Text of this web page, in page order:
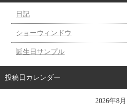
日記
ショーウィンドウ
誕生日サンプル
投稿日カレンダー
2026年8月